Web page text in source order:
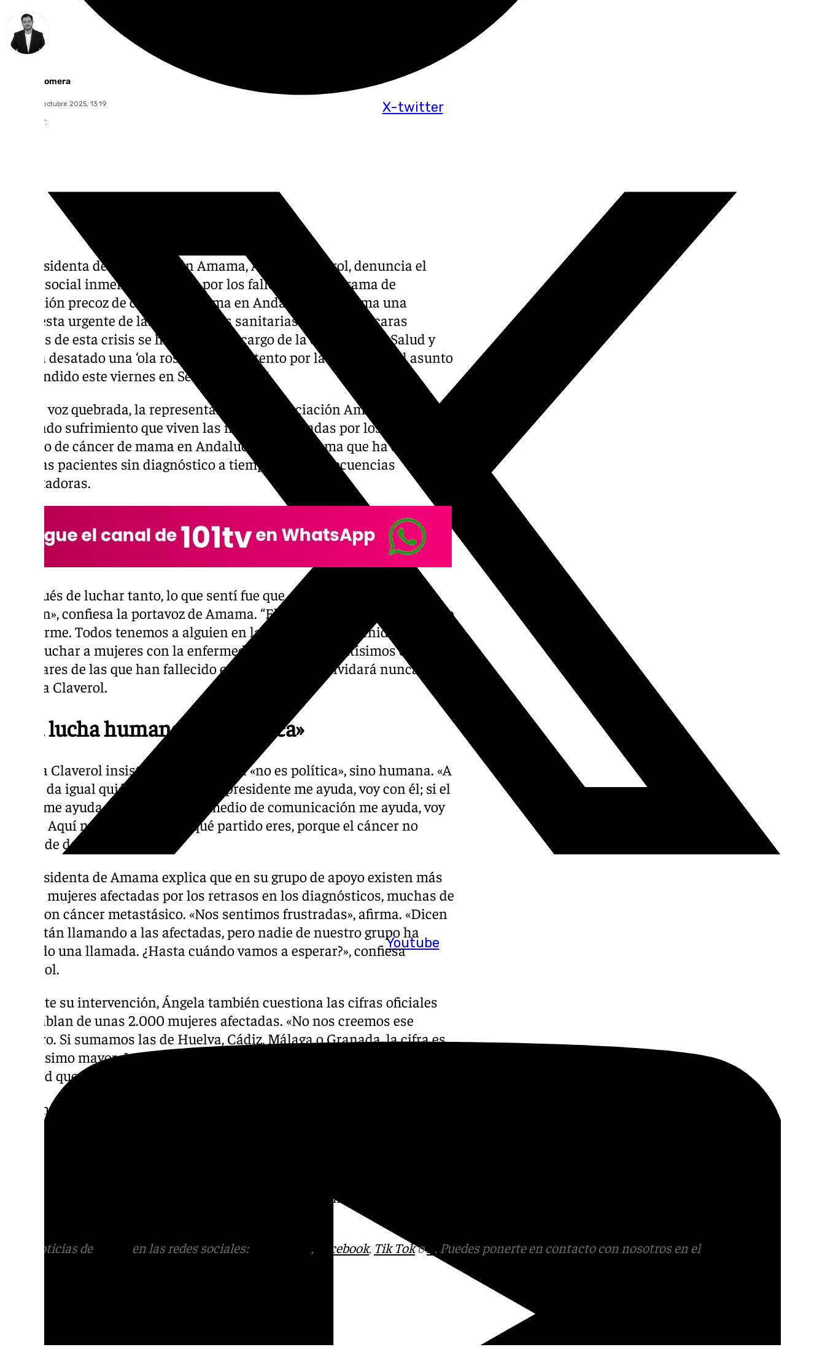
X-twitter
Youtube
Alberto Romera
viernes, 10 octubre 2025, 13:19
Compartir:
La presidenta de la Asociación Amama, Ángela Claverol, denuncia el
«daño social inmenso» causado por los fallos en el programa de
detección precoz de cáncer de mama en Andalucía y reclama una
respuesta urgente de las autoridades sanitarias. Una de las caras
visibles de esta crisis se ha cobrado el cargo de la consejera de Salud y
que ha desatado una ‘ola rosa’ de descontento por la gravedad del asunto
ha atendido este viernes en Sevilla a 101TV.
Con la voz quebrada, la representante de la Asociación Amama relata el
profundo sufrimiento que viven las mujeres afectadas por los fallos en el
cribado de cáncer de mama en Andalucía, un problema que ha dejado a
muchas pacientes sin diagnóstico a tiempo, con consecuencias
devastadoras.
«Después de luchar tanto, lo que sentí fue que, por fin, le importamos a
alguien», confiesa la portavoz de Amama. “El daño social que se ha hecho
es enorme. Todos tenemos a alguien en la familia que ha tenido cáncer, y
no escuchar a mujeres con la enfermedad en estadios altísimos o a
familiares de las que han fallecido es algo que no se olvidará nunca»,
explica Claverol.
Una lucha humana, «no política»
Ángela Claverol insiste en que su lucha «no es política», sino humana. «A
mí me da igual quién gobierne. Si el presidente me ayuda, voy con él; si el
PSOE me ayuda, voy con él; si un medio de comunicación me ayuda, voy
con él. Aquí no se pregunta de qué partido eres, porque el cáncer no
entiende de colores», señala.
La presidenta de Amama explica que en su grupo de apoyo existen más
de 120 mujeres afectadas por los retrasos en los diagnósticos, muchas de
ellas con cáncer metastásico. «Nos sentimos frustradas», afirma. «Dicen
que están llamando a las afectadas, pero nadie de nuestro grupo ha
recibido una llamada. ¿Hasta cuándo vamos a esperar?», confiesa
Claverol.
Durante su intervención, Ángela también cuestiona las cifras oficiales
que hablan de unas 2.000 mujeres afectadas. «No nos creemos ese
número. Si sumamos las de Huelva, Cádiz, Málaga o Granada, la cifra es
muchísimo mayor. La magnitud es bestial», subraya la presidenta de esta
entidad que está encabezando las protestas.
Finalmente, Ángela Claverol pide que se siga dando voz a las afectadas:
. Puedes ponerte en contacto
Más noticias de en las redes sociales: , Facebook, Tik TokoX . Puedes ponerte en contacto con nosotros en el